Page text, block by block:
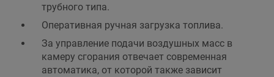
трубного типа.
Оперативная ручная загрузка топлива.
За управление подачи воздушных масс в
камеру сгорания отвечает современная
автоматика, от которой также зависит